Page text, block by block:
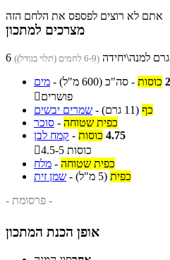
אתם לא רוצים לפספס את הלחם הזה
מצרכים למתכון
(6-9 לחמים (תלוי בגודל))
מים - כוסות - סה"כ (600 מ"ל)
פושרים
שמרים יבשים - כף (11 גרם)
סוכר - כפית שטוחה
קמח לבן - 4.75 כוסות

4.5-5 כוסות
מלח - כפית שטוחה
שמן זית - כפית (5 מ"ל)
- פרסומת -
אופן הכנת המתכון